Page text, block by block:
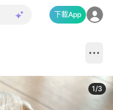
下載App
1/3